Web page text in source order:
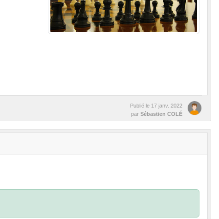
Publié le 17 janv. 2022
par Sébastien COLÉ